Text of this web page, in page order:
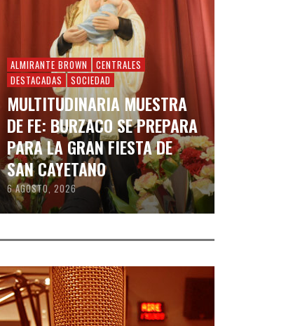
ALMIRANTE BROWN
CENTRALES
DESTACADAS
SOCIEDAD
MULTITUDINARIA MUESTRA
DE FE: BURZACO SE PREPARA
PARA LA GRAN FIESTA DE
SAN CAYETANO
6 AGOSTO, 2026